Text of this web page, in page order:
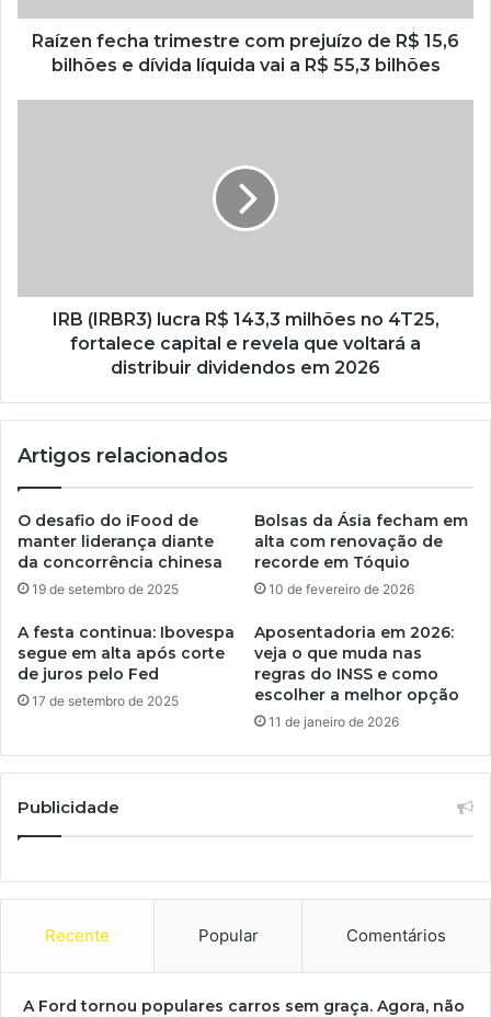
Raízen fecha trimestre com prejuízo de R$ 15,6
bilhões e dívida líquida vai a R$ 55,3 bilhões
IRB (IRBR3) lucra R$ 143,3 milhões no 4T25,
fortalece capital e revela que voltará a
distribuir dividendos em 2026
Artigos relacionados
O desafio do iFood de
manter liderança diante
da concorrência chinesa
19 de setembro de 2025
Bolsas da Ásia fecham em
alta com renovação de
recorde em Tóquio
10 de fevereiro de 2026
A festa continua: Ibovespa
segue em alta após corte
de juros pelo Fed
17 de setembro de 2025
Aposentadoria em 2026:
veja o que muda nas
regras do INSS e como
escolher a melhor opção
11 de janeiro de 2026
Publicidade
Recente Popular Comentários
A Ford tornou populares carros sem graça. Agora, não